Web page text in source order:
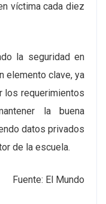
víctima cada diez
la seguridad en
elemento clave, ya
los requerimientos
la buena
datos privados
de la escuela.
Fuente: El Mundo